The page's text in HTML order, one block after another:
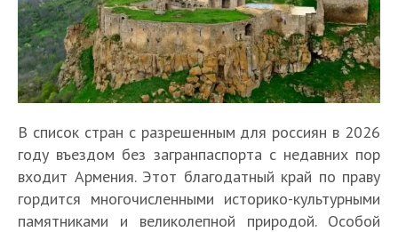
В список стран с разрешенным для россиян в 2026
году въездом без загранпаспорта с недавних пор
входит Армения. Этот благодатный край по праву
гордится многочисленными историко-культурными
памятниками и великолепной природой. Особой